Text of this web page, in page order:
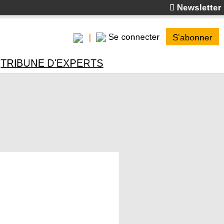
Newsletter
Se connecter S'abonner
TRIBUNE D'EXPERTS